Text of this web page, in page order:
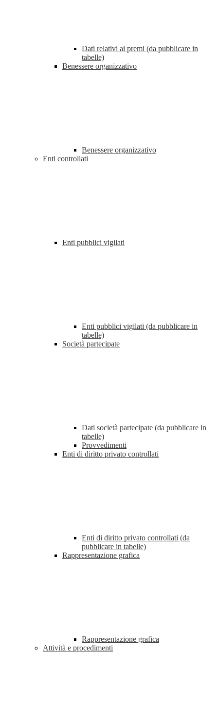
Dati relativi ai premi (da pubblicare in
tabelle)
Benessere organizzativo
Benessere organizzativo
Enti controllati
Enti pubblici vigilati
Enti pubblici vigilati (da pubblicare in
tabelle)
Società partecipate
Dati società partecipate (da pubblicare in
tabelle)
Provvedimenti
Enti di diritto privato controllati
Enti di diritto privato controllati (da
pubblicare in tabelle)
Rappresentazione grafica
Rappresentazione grafica
Attività e procedimenti